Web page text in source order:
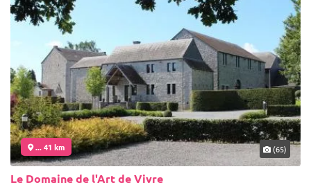
... 41 km (65)
Le Domaine de l'Art de Vivre